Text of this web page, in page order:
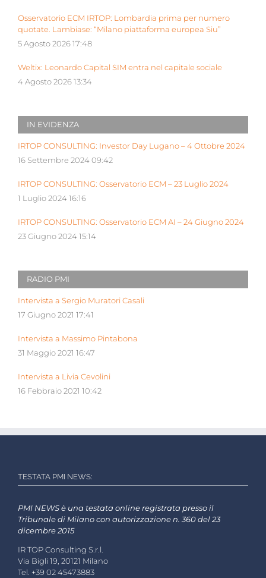
Osservatorio ECM IRTOP: Lombardia prima per numero
quotate. Lambiase: “Milano piattaforma europea Siu”
5 Agosto 2026 17:48
Weltix: Leonardo Capital SIM entra nel capitale sociale
4 Agosto 2026 13:34
IN EVIDENZA
IRTOP CONSULTING: Investor Day Lugano – 4 Ottobre 2024
16 Settembre 2024 09:42
IRTOP CONSULTING: Osservatorio ECM – 23 Luglio 2024
1 Luglio 2024 16:16
IRTOP CONSULTING: Osservatorio ECM AI – 24 Giugno 2024
23 Giugno 2024 15:14
RADIO PMI
Intervista a Sergio Muratori Casali
17 Giugno 2021 17:41
Intervista a Massimo Pintabona
31 Maggio 2021 16:47
Intervista a Livia Cevolini
16 Febbraio 2021 10:42
TESTATA PMI NEWS:
PMI NEWS è una testata online registrata presso il
Tribunale di Milano con autorizzazione n. 360 del 23
dicembre 2015
IR TOP Consulting S.r.l.
Via Bigli 19, 20121 Milano
Tel. +39 02 45473883